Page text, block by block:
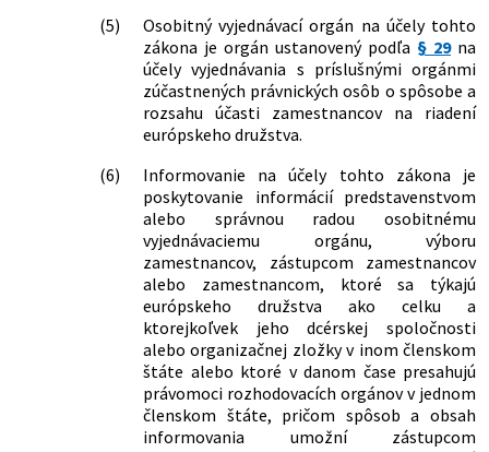
(5)
Osobitný vyjednávací orgán na účely tohto
zákona je orgán ustanovený podľa § 29na
účely vyjednávania s príslušnými orgánmi
zúčastnených právnických osôb o spôsobe a
rozsahu účasti zamestnancov na riadení
európskeho družstva.
(6)
Informovanie na účely tohto zákona je
poskytovanie informácií predstavenstvom
alebo správnou radou osobitnému
vyjednávaciemu orgánu, výboru
zamestnancov, zástupcom zamestnancov
alebo zamestnancom, ktoré sa týkajú
európskeho družstva ako celku a
ktorejkoľvek jeho dcérskej spoločnosti
alebo organizačnej zložky v inom členskom
štáte alebo ktoré v danom čase presahujú
právomoci rozhodovacích orgánov v jednom
členskom štáte, pričom spôsob a obsah
informovania umožní zástupcom